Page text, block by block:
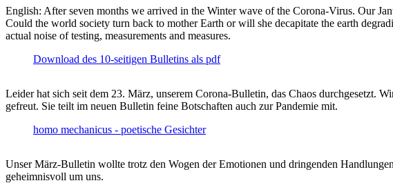
English: After seven months we arrived in the Winter wave of the Corona-Virus. Our
Could the world society turn back to mother Earth or will she decapitate the earth
actual noise of testing, measurements and measures.
Download des 10-seitigen Bulletins als pdf
Leider hat sich seit dem 23. März, unserem Corona-Bulletin, das Chaos durchgesetzt.
gefreut. Sie teilt im neuen Bulletin feine Botschaften auch zur Pandemie mit.
homo mechanicus - poetische Gesichter
Unser März-Bulletin wollte trotz den Wogen der Emotionen und dringenden
geheimnisvoll um uns.